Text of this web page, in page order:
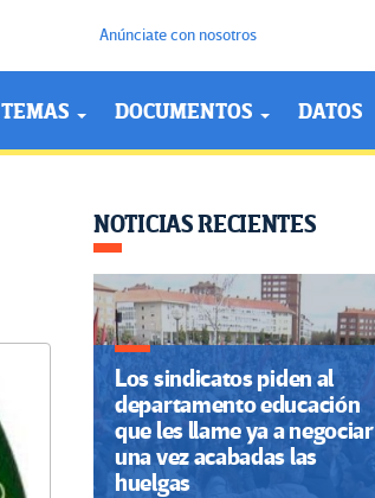
Anúnciate con nosotros
TEMAS DOCUMENTOS DATOS
NOTICIAS RECIENTES
Los sindicatos piden al
departamento educación
que les llame ya a negociar
una vez acabadas las
huelgas